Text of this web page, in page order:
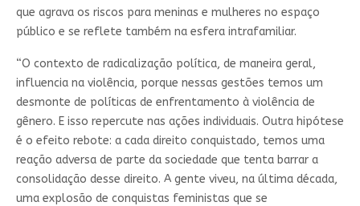
que agrava os riscos para meninas e mulheres no espaço
público e se reflete também na esfera intrafamiliar.
“O contexto de radicalização política, de maneira geral,
influencia na violência, porque nessas gestões temos um
desmonte de políticas de enfrentamento à violência de
gênero. E isso repercute nas ações individuais. Outra hipótese
é o efeito rebote: a cada direito conquistado, temos uma
reação adversa de parte da sociedade que tenta barrar a
consolidação desse direito. A gente viveu, na última década,
uma explosão de conquistas feministas que se